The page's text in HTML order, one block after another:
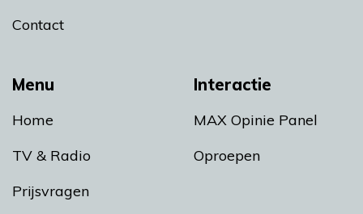
Menu
Home
TV & Radio
Prijsvragen
Interactie
MAX Opinie Panel
Oproepen
Contact